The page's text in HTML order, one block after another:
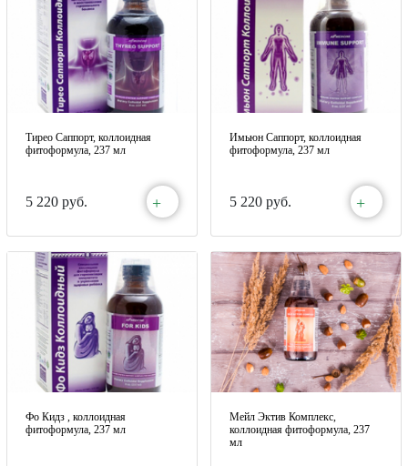
Тирео Саппорт, коллоидная
фитоформула, 237 мл
5 220 руб. +
Имьюн Саппорт, коллоидная
фитоформула, 237 мл
5 220 руб. +
Фо Кидз , коллоидная
фитоформула, 237 мл
Мейл Эктив Комплекс,
коллоидная фитоформула, 237
мл